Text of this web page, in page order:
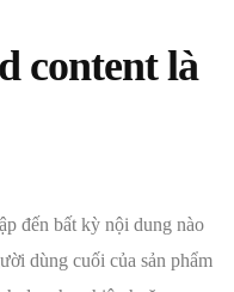
content là
đến bất kỳ nội dung nào
dùng cuối của sản phẩm